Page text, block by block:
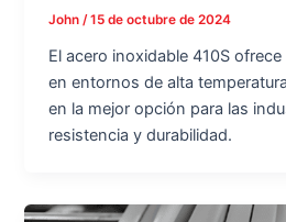
John/15 de octubre de 2024
El acero inoxidable 410S
en entornos de alta
en la mejor opción para las
resistencia y durabilidad.